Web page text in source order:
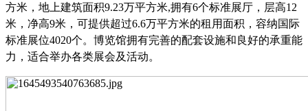
方米，地上建筑面积9.23万平方米,拥有6个标准展厅，层高12
米，净高9米，可提供超过6.6万平方米的租用面积，容纳国际
标准展位4020个。博览馆拥有完善的配套设施和良好的承重能
力，适合举办各类展会及活动。